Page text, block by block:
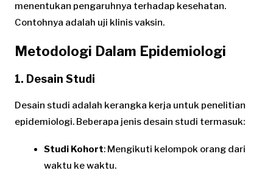
menentukan pengaruhnya terhadap kesehatan.
Contohnya adalah uji klinis vaksin.
Metodologi Dalam Epidemiologi
1. Desain Studi
Desain studi adalah kerangka kerja untuk penelitian
epidemiologi. Beberapa jenis desain studi termasuk:
Studi Kohort: Mengikuti kelompok orang dari
waktu ke waktu.